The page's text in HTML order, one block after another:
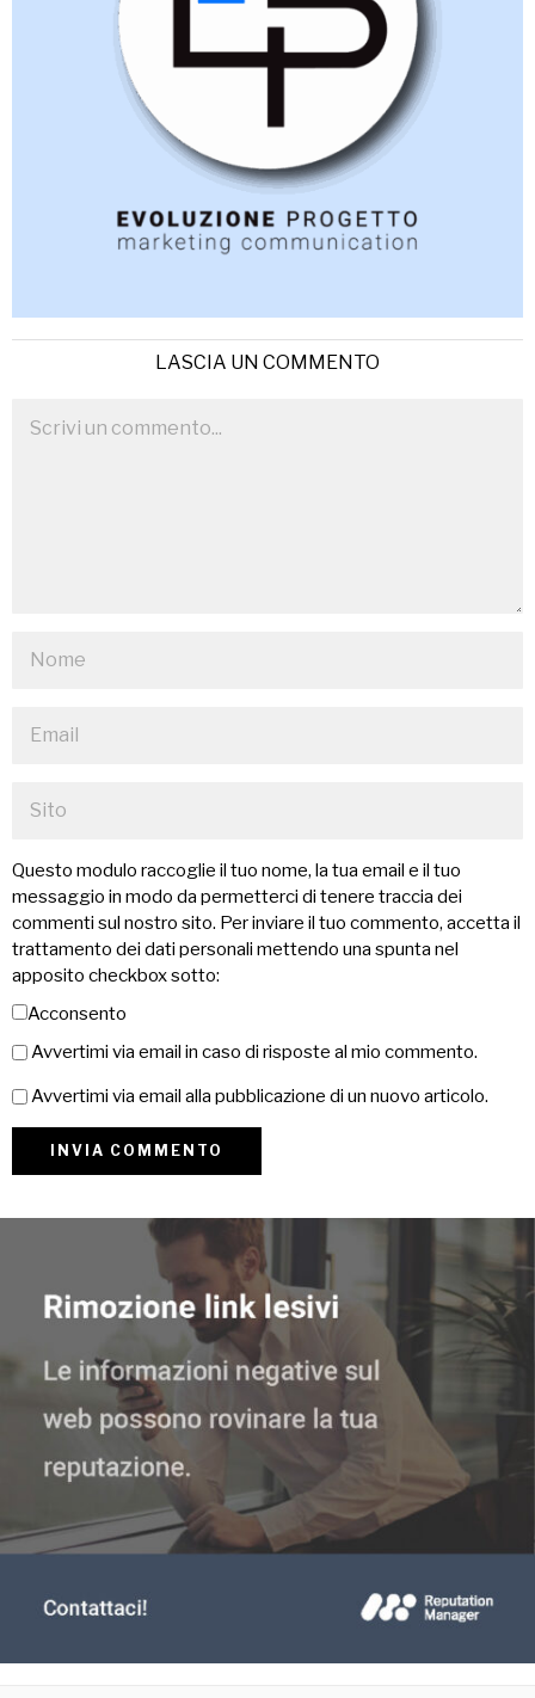
LASCIA UN COMMENTO
Questo modulo raccoglie il tuo nome, la tua email e il tuo
messaggio in modo da permetterci di tenere traccia dei
commenti sul nostro sito. Per inviare il tuo commento, accetta il
trattamento dei dati personali mettendo una spunta nel
apposito checkbox sotto:
Acconsento
Avvertimi via email in caso di risposte al mio commento.
Avvertimi via email alla pubblicazione di un nuovo articolo.